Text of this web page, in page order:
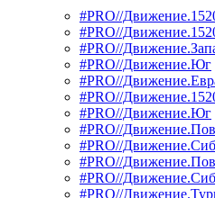
#PRO//
#PRO//
#PRO//
#PRO//Движение.Юг
#PRO//
#PRO//
#PRO//Движение.Юг
#PRO//
#PRO//
#PRO//
#PRO//
#PRO//